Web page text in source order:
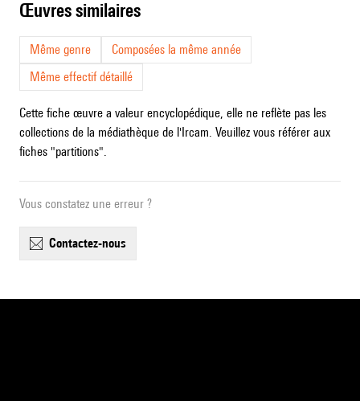
œuvres similaires
Même genre
Composées la même année
Même effectif détaillé
Cette fiche œuvre a valeur encyclopédique, elle ne reflète pas les
collections de la médiathèque de l'Ircam. Veuillez vous référer aux
fiches "partitions".
Vous constatez une erreur ?
contactez-nous